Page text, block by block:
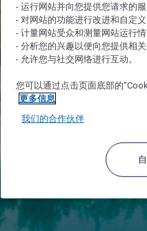
- 运行网站并向您提供您请求的
- 对网站的功能进行改进和自定义
- 计量网站受众和测量网站运行
- 分析您的兴趣以便向您提供相
- 允许您与社交网络进行互动。
您可以通过点击页面底部的
更多信息
我们的合作伙伴